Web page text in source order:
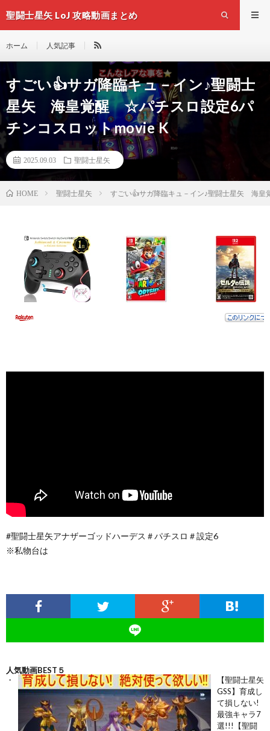
聖闘士星矢 LoJ 攻略動画まとめ
ホーム 人気記事
すごい👍サガ降臨キュ－イン♪聖闘士
星矢 海皇覚醒 ☆パチスロ設定6パ
チンコスロットmovie K
2025.09.03 聖闘士星矢
HOME 聖闘士星矢 すごい👍サガ降臨キュ－イン♪聖闘士星矢 海
#聖闘士星矢アナザーゴッドハーデス＃パチスロ＃設定6
※私物台は
人気動画BEST５
【聖闘士星矢
GSS】育成し
て損しない!
最強キャラ7
選!!!【聖闘